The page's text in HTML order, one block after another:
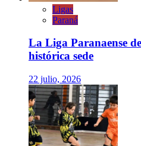
Ligas
Paraná
La Liga Paranaense
histórica sede
22 julio, 2026